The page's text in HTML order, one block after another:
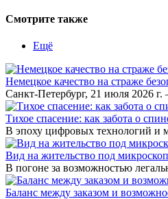
Смотрите также
Ещё
Немецкое качество на страже
Санкт-Петербург, 21 июля 2026
Тихое спасение: как забота о
В эпоху цифровых технологий и
Вид на жительство под
В погоне за возможностью
Баланс между заказом и